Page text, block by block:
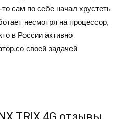
сам по себе начал хрустеть
несмотря на процессор,
в России активно
своей задачей